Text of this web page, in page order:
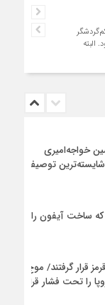
خواجه‌امیری
توصیف
که ساخت آیفون را
قرار گرفتند/ موج
را تحت فشار قرار